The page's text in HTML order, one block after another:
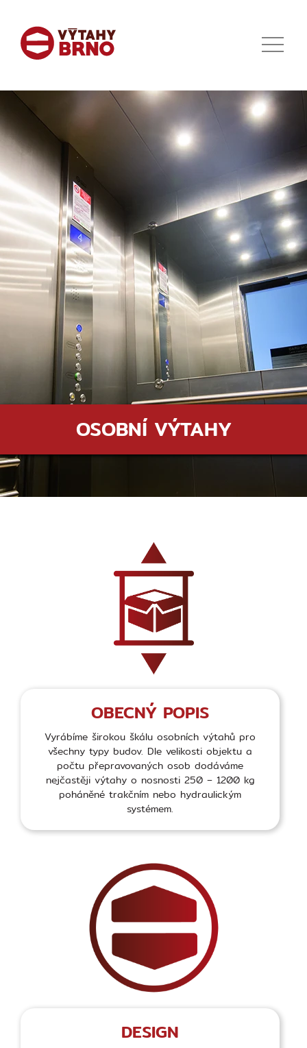
OSOBNÍ VÝTAHY
OBECNÝ POPIS
Vyrábíme širokou škálu osobních výtahů pro
všechny typy budov. Dle velikosti objektu a
počtu přepravovaných osob dodáváme
nejčastěji výtahy o nosnosti 250 – 1200 kg
poháněné trakčním nebo hydraulickým
systémem.
DESIGN